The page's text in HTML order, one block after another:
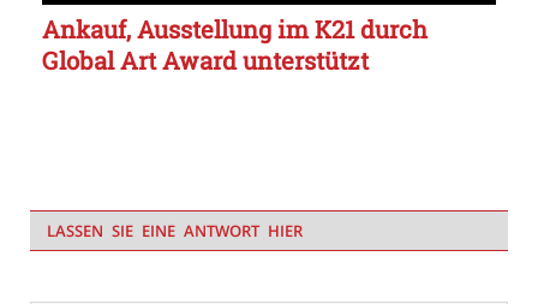
Ankauf, Ausstellung im K21 durch
Global Art Award unterstützt
LASSEN SIE EINE ANTWORT HIER